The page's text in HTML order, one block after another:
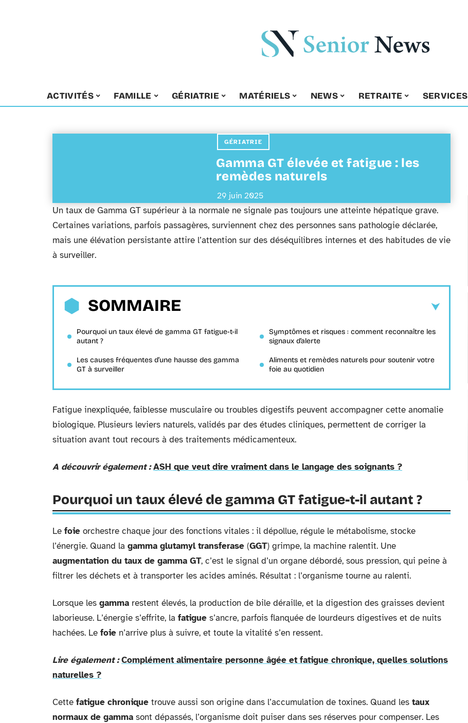
ACTIVITÉS FAMILLE GÉRIATRIE MATÉRIELS NEWS RETRAITE SERVICES
GÉRIATRIE
Gamma GT élevée et fatigue : les
remèdes naturels
29 juin 2025
Un taux de Gamma GT supérieur à la normale ne signale pas toujours une atteinte hépatique grave.
Certaines variations, parfois passagères, surviennent chez des personnes sans pathologie déclarée,
mais une élévation persistante attire l’attention sur des déséquilibres internes et des habitudes de vie
à surveiller.
SOMMAIRE
Pourquoi un taux élevé de gamma GT fatigue-t-il
autant ?
Les causes fréquentes d’une hausse des gamma
GT à surveiller
Symptômes et risques : comment reconnaître les
signaux d’alerte
Aliments et remèdes naturels pour soutenir votre
foie au quotidien
Fatigue inexpliquée, faiblesse musculaire ou troubles digestifs peuvent accompagner cette anomalie
biologique. Plusieurs leviers naturels, validés par des études cliniques, permettent de corriger la
situation avant tout recours à des traitements médicamenteux.
A découvrir également : ASH que veut dire vraiment dans le langage des soignants ?
Pourquoi un taux élevé de gamma GT fatigue-t-il autant ?
Le foie orchestre chaque jour des fonctions vitales : il dépollue, régule le métabolisme, stocke
l’énergie. Quand la gamma glutamyl transferase (GGT) grimpe, la machine ralentit. Une
augmentation du taux de gamma GT, c’est le signal d’un organe débordé, sous pression, qui peine à
filtrer les déchets et à transporter les acides aminés. Résultat : l’organisme tourne au ralenti.
Lorsque les gamma restent élevés, la production de bile déraille, et la digestion des graisses devient
laborieuse. L’énergie s’effrite, la fatigue s’ancre, parfois flanquée de lourdeurs digestives et de nuits
hachées. Le foie n’arrive plus à suivre, et toute la vitalité s’en ressent.
Lire également : Complément alimentaire personne âgée et fatigue chronique, quelles solutions
naturelles ?
Cette fatigue chronique trouve aussi son origine dans l’accumulation de toxines. Quand les taux
normaux de gamma sont dépassés, l’organisme doit puiser dans ses réserves pour compenser. Les